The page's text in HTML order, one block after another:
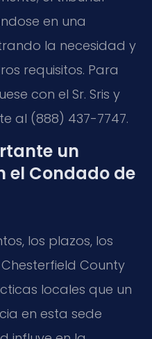
en una
la necesidad y
requisitos. Para
con el Sr. Sris y
al (888) 437-7747.
un
el Condado de
los plazos, los
County
locales que un
en esta sede